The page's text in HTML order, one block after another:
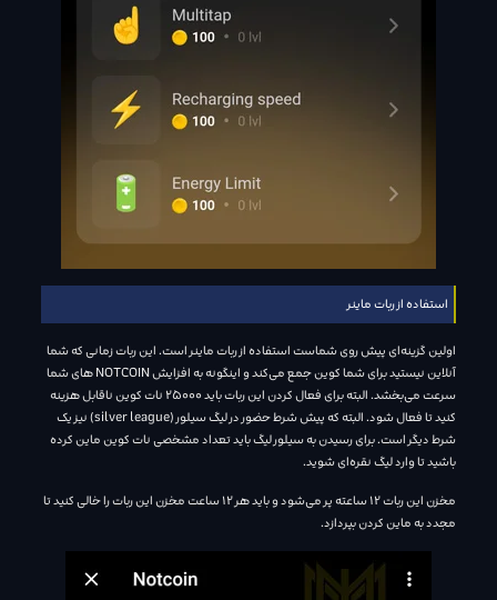
استفاده از ربات ماینر
اولین گزینه‌ای پیش روی شماست استفاده از ربات ماینر است. این ربات زمانی که شما
آنلاین نیستید برای شما کوین جمع می‌کند و اینگونه به افزایش NOTCOIN های شما
سرعت می‌بخشد. البته برای فعال کردن این ربات باید 25000 نات کوین ناقابل هزینه
کنید تا فعال شود. البته که پیش شرط حضور در لیگ سیلور (silver league) نیز یک
شرط دیگر است. برای رسیدن به سیلور لیگ باید تعداد مشخصی نات کوین ماین کرده
باشید تا وارد لیگ نقره‌ای شوید.
مخزن این ربات 12 ساعته پر می‌شود و باید هر 12 ساعت مخزن این ربات را خالی کنید تا
مجدد به ماین کردن بپردازد.